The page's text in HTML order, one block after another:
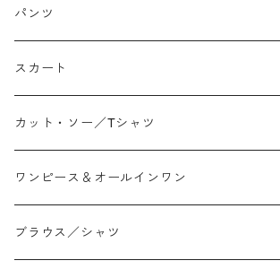
パンツ
テーパード
ワイド
スリム/スキニー
ジョガー
スカート
ストレート/タイト
フレア
アシンメトリー/切り替え
カット・ソー／Tシャツ
Tシャツ
ロンtee
ワンピース＆オールインワン
ワンピース
ブラウス／シャツ